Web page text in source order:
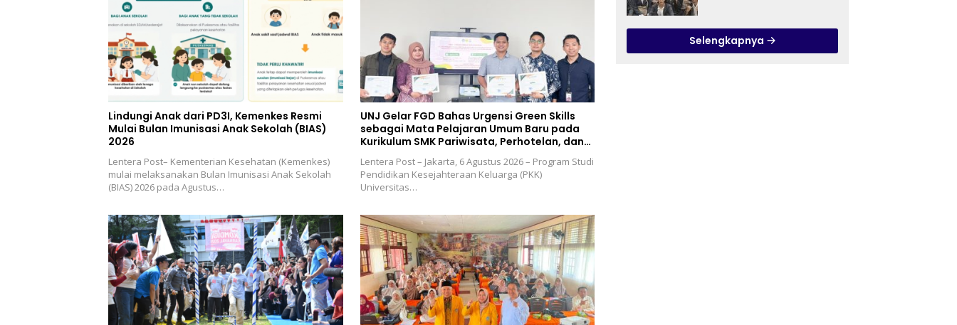
Lindungi Anak dari PD3I, Kemenkes Resmi
Mulai Bulan Imunisasi Anak Sekolah (BIAS)
2026
Lentera Post– Kementerian Kesehatan (Kemenkes)
mulai melaksanakan Bulan Imunisasi Anak Sekolah
(BIAS) 2026 pada Agustus…
UNJ Gelar FGD Bahas Urgensi Green Skills
sebagai Mata Pelajaran Umum Baru pada
Kurikulum SMK Pariwisata, Perhotelan, dan
Lentera Post – Jakarta, 6 Agustus 2026 – Program Studi
Pendidikan Kesejahteraan Keluarga (PKK)
Universitas…
Pandanaran di RSJ
Grhasia
Selengkapnya